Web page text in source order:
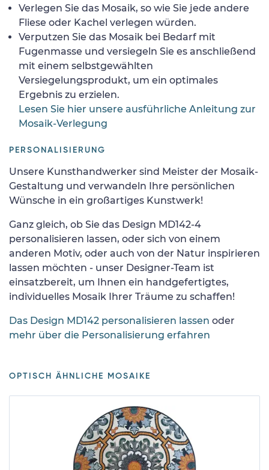
Verlegen Sie das Mosaik, so wie Sie jede andere
Fliese oder Kachel verlegen würden.
Verputzen Sie das Mosaik bei Bedarf mit
Fugenmasse und versiegeln Sie es anschließend
mit einem selbstgewählten
Versiegelungsprodukt, um ein optimales
Ergebnis zu erzielen.
Lesen Sie hier unsere ausführliche Anleitung zur
Mosaik-Verlegung
PERSONALISIERUNG
Unsere Kunsthandwerker sind Meister der Mosaik-
Gestaltung und verwandeln Ihre persönlichen
Wünsche in ein großartiges Kunstwerk!
Ganz gleich, ob Sie das Design MD142-4
personalisieren lassen, oder sich von einem
anderen Motiv, oder auch von der Natur inspirieren
lassen möchten - unser Designer-Team ist
einsatzbereit, um Ihnen ein handgefertigtes,
individuelles Mosaik Ihrer Träume zu schaffen!
Das Design MD142 personalisieren lassen oder
mehr über die Personalisierung erfahren
OPTISCH ÄHNLICHE MOSAIKE